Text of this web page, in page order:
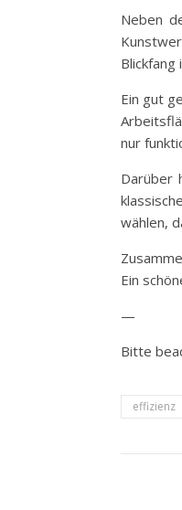
Neben
Blickfang
Ein gut
nur
Darüber
wählen,
Ein
—
Bitte
effizienz